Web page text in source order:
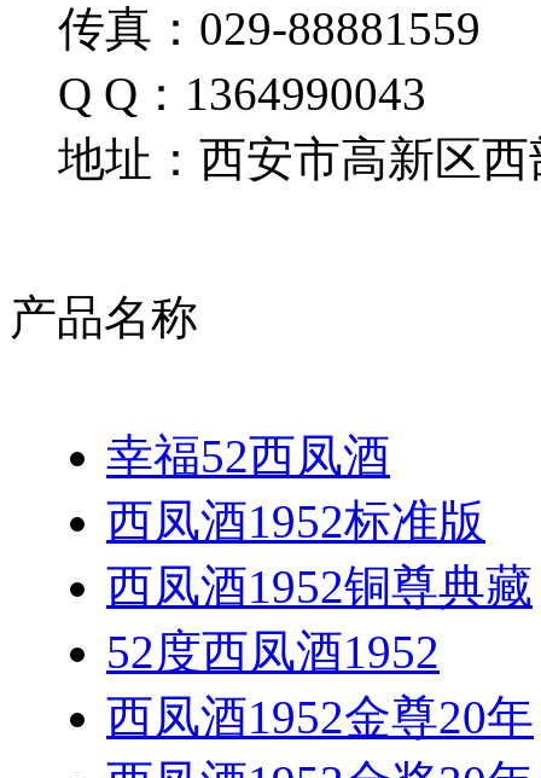
传真：029-88881559
Q Q：1364990043
地址：西安市高新区西
产品名称
幸福52西凤酒
西凤酒1952标准版
西凤酒1952铜尊典藏
52度西凤酒1952
西凤酒1952金尊20年